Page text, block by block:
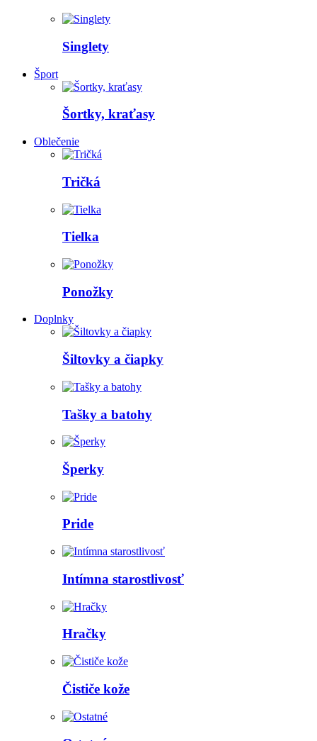
Singlety
Šport
Šortky, kraťasy
Oblečenie
Tričká
Tielka
Ponožky
Doplnky
Šiltovky a čiapky
Tašky a batohy
Šperky
Pride
Intímna starostlivosť
Hračky
Čističe kože